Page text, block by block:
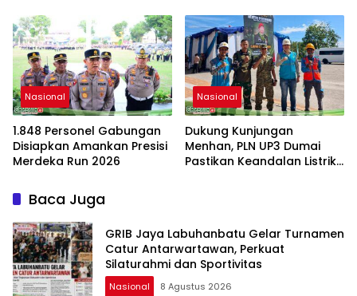
Pendaftaran Tanah Ulayat
Nasional
1.848 Personel Gabungan
Disiapkan Amankan Presisi
Merdeka Run 2026
Nasional
Dukung Kunjungan
Menhan, PLN UP3 Dumai
Pastikan Keandalan Listrik
Baca Juga
GRIB Jaya Labuhanbatu Gelar Turnamen
Catur Antarwartawan, Perkuat
Silaturahmi dan Sportivitas
Nasional 8 Agustus 2026